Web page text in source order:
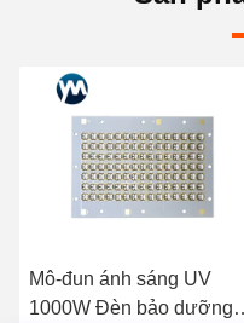
Mô-đun ánh sáng UV
1000W Đèn bảo dưỡng